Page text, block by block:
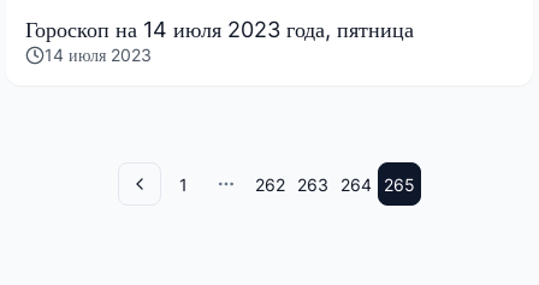
Гороскоп на 14 июля 2023 года, пятница
14 июля 2023
Назад 1 More pages
262 263 264 265